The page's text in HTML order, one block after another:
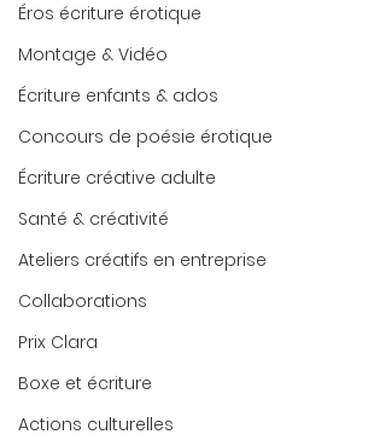
Éros écriture érotique
Montage & Vidéo
Écriture enfants & ados
Concours de poésie érotique
Écriture créative adulte
Santé & créativité
Ateliers créatifs en entreprise
Collaborations
Prix Clara
Boxe et écriture
Actions culturelles